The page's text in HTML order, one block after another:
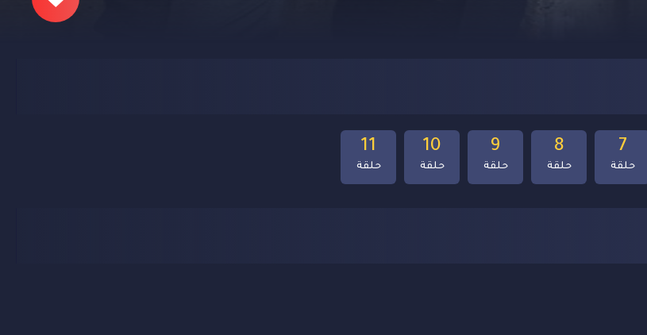
11
حلقة
10
حلقة
9
حلقة
8
حلقة
7
حلقة